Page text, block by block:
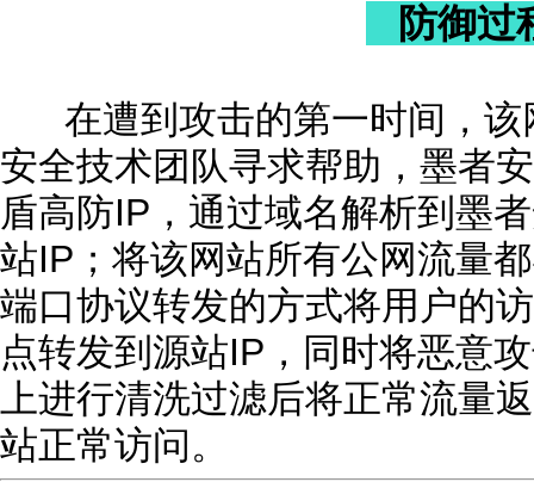
防御
在遭到攻击的第一时间，该
安全技术团队寻求帮助，墨者
盾高防IP，通过域名解析到墨
站IP；将该网站所有公网流量
端口协议转发的方式将用户的
点转发到源站IP，同时将恶意
上进行清洗过滤后将正常流量
站正常访问。